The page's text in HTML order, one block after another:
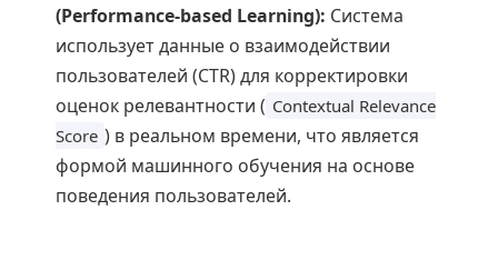
(Performance-based Learning): Система
использует данные о взаимодействии
пользователей (CTR) для корректировки
оценок релевантности ( Contextual Relevance
Score ) в реальном времени, что является
формой машинного обучения на основе
поведения пользователей.